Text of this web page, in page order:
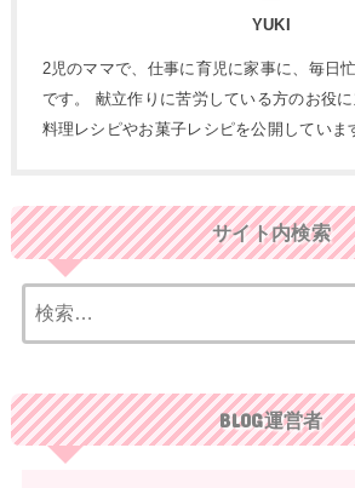
YUKI
2児のママで、仕事に育児に家事に、毎日
です。 献立作りに苦労している方のお役に
料理レシピやお菓子レシピを公開していま
サイト内検索
索:
BLOG運営者